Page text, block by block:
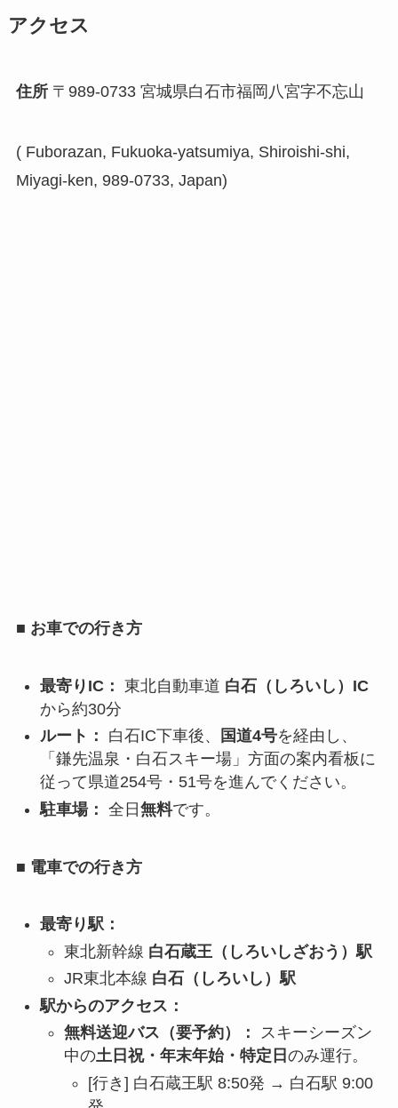
アクセス
住所〒989-0733 宮城県白石市福岡八宮字不忘山
( Fuborazan, Fukuoka-yatsumiya, Shiroishi-shi,
Miyagi-ken, 989-0733, Japan)
■ お車での行き方
最寄りIC： 東北自動車道 白石（しろいし）IC
から約30分
ルート：
白石IC下車後、 国道4号を経由し、
「鎌先温泉・白石スキー場」方面の案内看板に
従って県道254号・51号を進んでください。
駐車場： 全日無料です。
■ 電車での行き方
最寄り駅：
東北新幹線 白石蔵王（しろいしざおう）駅
JR東北本線 白石（しろいし）駅
駅からのアクセス：
無料送迎バス（要予約）：
スキーシーズン
中の土日祝・年末年始・特定日 のみ運行。
[行き] 白石蔵王駅 8:50発 → 白石駅 9:00